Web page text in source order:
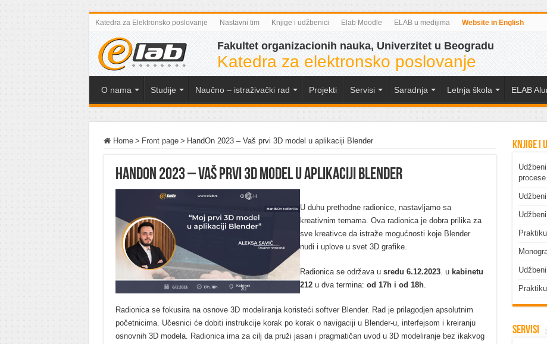
Katedra za Elektronsko poslovanje Nastavni tim Knjige i udžbenici Elab Moodle ELAB u medijima Website in English
Fakultet organizacionih nauka, Univerzitet u Beogradu
Katedra za elektronsko poslovanje
O nama Studije Naučno – istraživački rad Projekti Servisi Saradnja Letnja škola ELAB
Home > Front page > HandOn 2023 – Vaš prvi 3D model u aplikaciji Blender
HandOn 2023 – Vaš prvi 3D model u aplikaciji Blender
U duhu prethodne radionice, nastavljamo sa
kreativnim temama. Ova radionica je dobra prilika za
sve kreativce da istraže mogućnosti koje Blender
nudi i uplove u svet 3D grafike.
Radionica se održava u sredu 6.12.2023. u kabinetu
212 u dva termina: od 17h i od 18h.
Radionica se fokusira na osnove 3D modeliranja koristeći softver Blender. Rad je prilagodjen apsolutnim
početnicima. Učesnici će dobiti instrukcije korak po korak o navigaciji u Blender-u, interfejsom i kreiranju
osnovnih 3D modela. Radionica ima za cilj da pruži jasan i pragmatičan uvod u 3D modeliranje bez ikakvog
Knjige i
procese
Servisi